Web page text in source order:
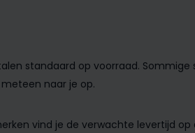
standaard op voorraad.
naar je op.
vind je de verwachte levertijd